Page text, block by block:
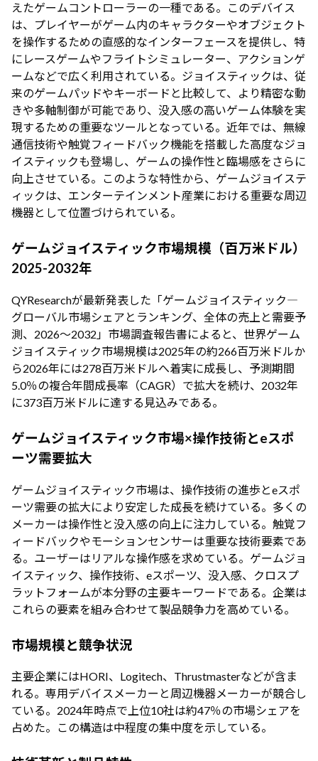
えたゲームコントローラーの一種である。このデバイス
は、プレイヤーがゲーム内のキャラクターやオブジェクト
を操作するための直感的なインターフェースを提供し、特
にレースゲームやフライトシミュレーター、アクションゲ
ームなどで広く利用されている。ジョイスティックは、従
来のゲームパッドやキーボードと比較して、より精密な動
きや多軸制御が可能であり、没入感の高いゲーム体験を実
現するための重要なツールとなっている。近年では、無線
通信技術や触覚フィードバック機能を搭載した高度なジョ
イスティックも登場し、ゲームの操作性と臨場感をさらに
向上させている。このような特性から、ゲームジョイステ
ィックは、エンターテインメント産業における重要な周辺
機器として位置づけられている。
ゲームジョイスティック市場規模（百万米ドル）
2025-2032年
QYResearchが最新発表した「ゲームジョイスティック―
グローバル市場シェアとランキング、全体の売上と需要予
測、2026～2032」市場調査報告書によると、世界ゲーム
ジョイスティック市場規模は2025年の約266百万米ドルか
ら2026年には278百万米ドルへ着実に成長し、予測期間
5.0％の複合年間成長率（CAGR）で拡大を続け、2032年
に373百万米ドルに達する見込みである。
ゲームジョイスティック市場×操作技術とeスポ
ーツ需要拡大
ゲームジョイスティック市場は、操作技術の進歩とeスポ
ーツ需要の拡大により安定した成長を続けている。多くの
メーカーは操作性と没入感の向上に注力している。触覚フ
ィードバックやモーションセンサーは重要な技術要素であ
る。ユーザーはリアルな操作感を求めている。ゲームジョ
イスティック、操作技術、eスポーツ、没入感、クロスプ
ラットフォームが本分野の主要キーワードである。企業は
これらの要素を組み合わせて製品競争力を高めている。
市場規模と競争状況
主要企業にはHORI、Logitech、Thrustmasterなどが含ま
れる。専用デバイスメーカーと周辺機器メーカーが競合し
ている。2024年時点で上位10社は約47％の市場シェアを
占めた。この構造は中程度の集中度を示している。